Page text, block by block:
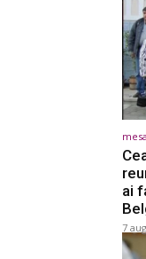
ai
7